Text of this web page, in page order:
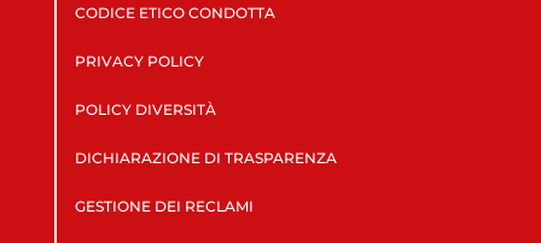
CODICE ETICO CONDOTTA
PRIVACY POLICY
POLICY DIVERSITÀ
DICHIARAZIONE DI TRASPARENZA
GESTIONE DEI RECLAMI